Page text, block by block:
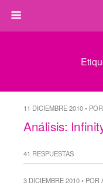
11 DICIEMBRE 2010 •
Análisis:
41 RESPUESTAS
3 DICIEMBRE 2010 • POR